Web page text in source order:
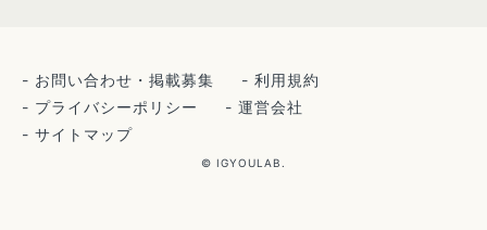
お問い合わせ・掲載募集
利用規約
プライバシーポリシー
運営会社
サイトマップ
© IGYOULAB.